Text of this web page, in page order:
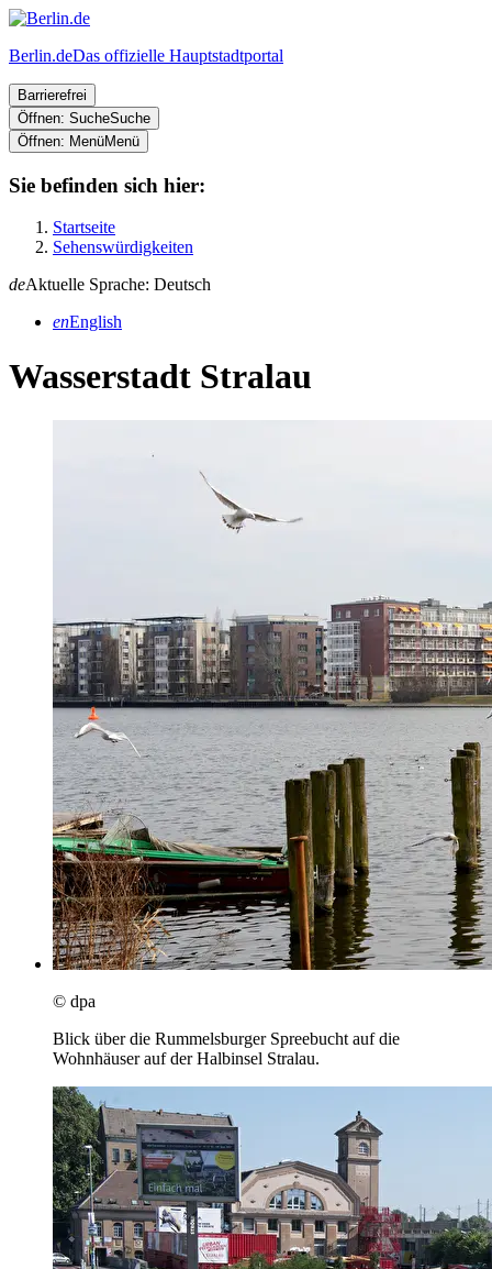
Berlin.deDas offizielle Hauptstadtportal
Barrierefrei
Öffnen: SucheSuche
Öffnen: MenüMenü
Sie befinden sich hier:
Startseite
Sehenswürdigkeiten
deAktuelle Sprache: Deutsch
enEnglish
Wasserstadt Stralau
© dpa
Blick über die Rummelsburger Spreebucht auf die
Wohnhäuser auf der Halbinsel Stralau.